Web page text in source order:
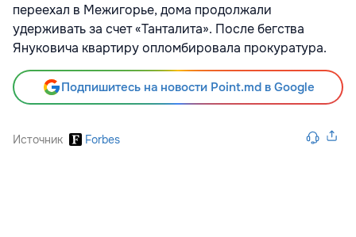
переехал в Межигорье, дома продолжали
удерживать за счет «Танталита». После бегства
Януковича квартиру опломбировала прокуратура.
Подпишитесь на новости Point.md в Google
Источник Forbes